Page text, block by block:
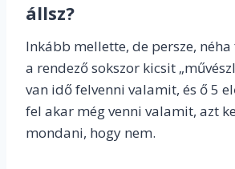
állsz?
Inkább mellette, de persze,
a rendező sokszor kicsit
van idő felvenni valamit, és ő 5
fel akar még venni valamit, azt
mondani, hogy nem.